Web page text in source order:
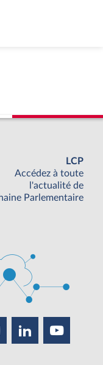
LCP
Accédez à toute
l'actualité de
Parlementaire